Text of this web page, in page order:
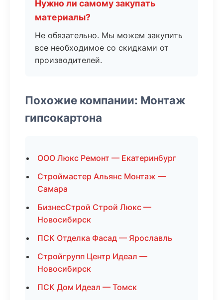
Нужно ли самому закупать
материалы?
Не обязательно. Мы можем закупить
все необходимое со скидками от
производителей.
Похожие компании: Монтаж
гипсокартона
ООО Люкс Ремонт — Екатеринбург
Строймастер Альянс Монтаж —
Самара
БизнесСтрой Строй Люкс —
Новосибирск
ПСК Отделка Фасад — Ярославль
Стройгрупп Центр Идеал —
Новосибирск
ПСК Дом Идеал — Томск